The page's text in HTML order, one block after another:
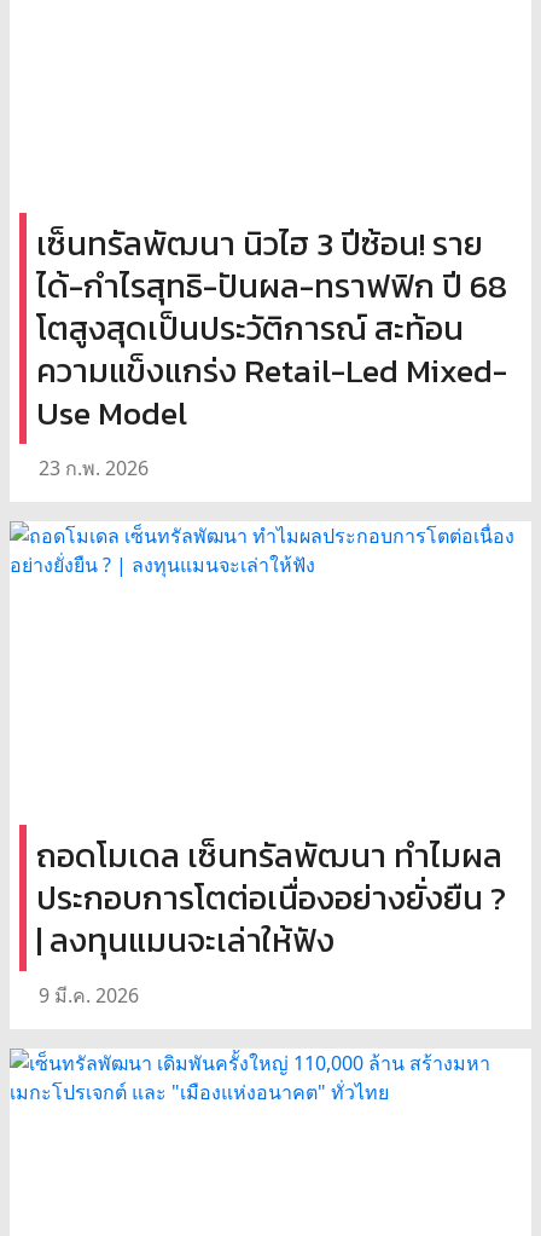
เซ็นทรัลพัฒนา นิวไฮ 3 ปีซ้อน! ราย
ได้-กำไรสุทธิ-ปันผล-ทราฟฟิก ปี 68
โตสูงสุดเป็นประวัติการณ์ สะท้อน
ความแข็งแกร่ง Retail-Led Mixed-
Use Model
23 ก.พ. 2026
ถอดโมเดล เซ็นทรัลพัฒนา ทำไมผล
ประกอบการโตต่อเนื่องอย่างยั่งยืน ?
| ลงทุนแมนจะเล่าให้ฟัง
9 มี.ค. 2026